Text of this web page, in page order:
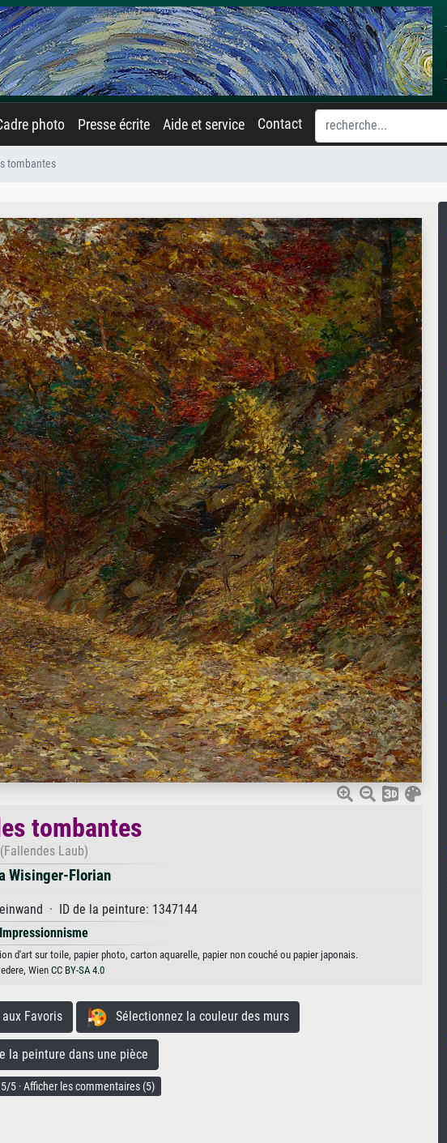
photo Presse écrite Aide et service Contact
tombantes
tombantes
(Fallendes Laub)
Wisinger-Florian
· ID de la peinture: 1347144
Impressionnisme
d'art sur toile, papier photo, carton aquarelle, papier non couché ou papier japonais.
Wien CC BY-SA 4.0
Favoris Sélectionnez la couleur des murs
peinture dans une pièce
5/5 · Afficher les commentaires (5)